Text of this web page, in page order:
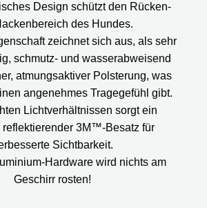
Design schützt den Rücken-
des Hundes.
zeichnet sich aus, als sehr
schmutz- und wasserabweisend
atmungsaktiver Polsterung, was
angenehmes Tragegefühl gibt.
Lichtverhältnissen sorgt ein
reflektierender 3M™-Besatz für
Sichtbarkeit.
Hardware wird nichts am
Geschirr rosten!